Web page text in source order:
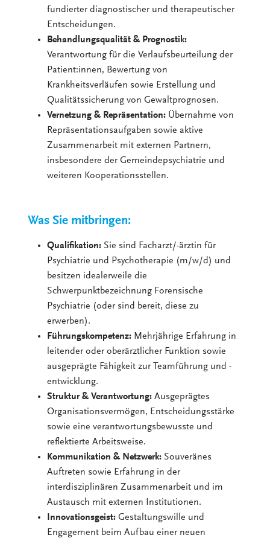
fundierter diagnostischer und therapeutischer
Entscheidungen.
Behandlungsqualität & Prognostik:
Verantwortung für die Verlaufsbeurteilung der
Patient:innen, Bewertung von
Krankheitsverläufen sowie Erstellung und
Qualitätssicherung von Gewaltprognosen.
Vernetzung & Repräsentation: Übernahme von
Repräsentationsaufgaben sowie aktive
Zusammenarbeit mit externen Partnern,
insbesondere der Gemeindepsychiatrie und
weiteren Kooperationsstellen.
Was Sie mitbringen:
Qualifikation: Sie sind Facharzt/-ärztin für
Psychiatrie und Psychotherapie (m/w/d) und
besitzen idealerweile die
Schwerpunktbezeichnung Forensische
Psychiatrie (oder sind bereit, diese zu
erwerben).
Führungskompetenz: Mehrjährige Erfahrung in
leitender oder oberärztlicher Funktion sowie
ausgeprägte Fähigkeit zur Teamführung und -
entwicklung.
Struktur & Verantwortung:Ausgeprägtes
Organisationsvermögen, Entscheidungsstärke
sowie eine verantwortungsbewusste und
reflektierte Arbeitsweise.
Kommunikation & Netzwerk: Souveränes
Auftreten sowie Erfahrung in der
interdisziplinären Zusammenarbeit und im
Austausch mit externen Institutionen.
Innovationsgeist:Gestaltungswille und
Engagement beim Aufbau einer neuen